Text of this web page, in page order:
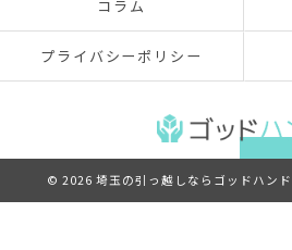
090-7260-0960
コラム
プライバシーポリシー
© 2026 埼玉の引っ越しならゴッドハンド